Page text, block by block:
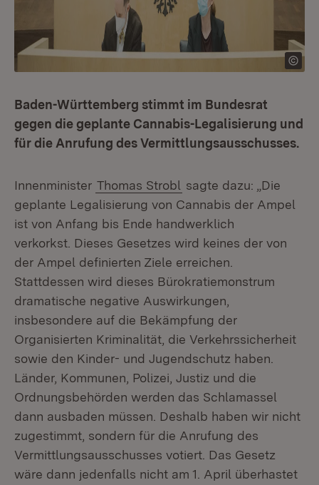
Baden-Württemberg stimmt im Bundesrat
gegen die geplante Cannabis-Legalisierung und
für die Anrufung des Vermittlungsausschusses.
Innenminister Thomas Strobl sagte dazu: „Die
geplante Legalisierung von Cannabis der Ampel
ist von Anfang bis Ende handwerklich
verkorkst. Dieses Gesetzes wird keines der von
der Ampel definierten Ziele erreichen.
Stattdessen wird dieses Bürokratiemonstrum
dramatische negative Auswirkungen,
insbesondere auf die Bekämpfung der
Organisierten Kriminalität, die Verkehrssicherheit
sowie den Kinder- und Jugendschutz haben.
Länder, Kommunen, Polizei, Justiz und die
Ordnungsbehörden werden das Schlamassel
dann ausbaden müssen. Deshalb haben wir nicht
zugestimmt, sondern für die Anrufung des
Vermittlungsausschusses votiert. Das Gesetz
wäre dann jedenfalls nicht am 1. April überhastet